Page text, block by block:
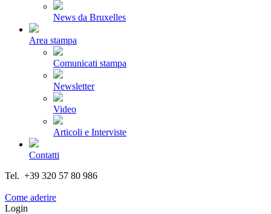
News da Bruxelles
Area stampa
Comunicati stampa
Newsletter
Video
Articoli e Interviste
Contatti
Tel. +39 320 57 80 986
Come aderire
Login